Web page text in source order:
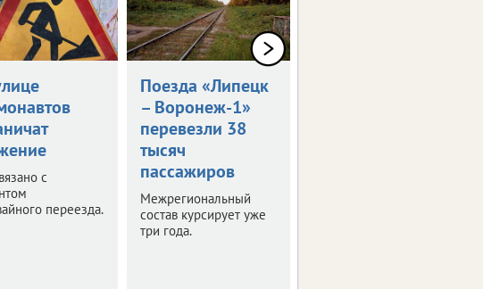
с
переезда.
Поезда «Липецк
– Воронеж-1»
перевезли 38
тысяч
пассажиров
Межрегиональный
состав курсирует уже
три года.